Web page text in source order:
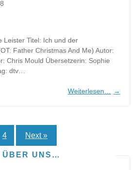
Leister Titel: Ich und der
Father Christmas And Me) Autor:
Chris Mould Übersetzerin: Sophie
dtv…
Weiterlesen… →
4 Next »
ÜBER UNS…